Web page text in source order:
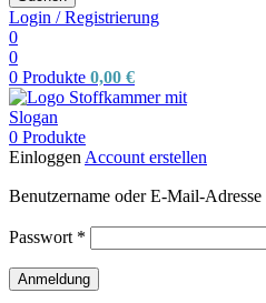
Login / Registrierung
0
0
0 Produkte 0,00 €
0 Produkte
Einloggen Account erstellen
Benutzername oder E-Mail-Adresse
Passwort *
Anmeldung